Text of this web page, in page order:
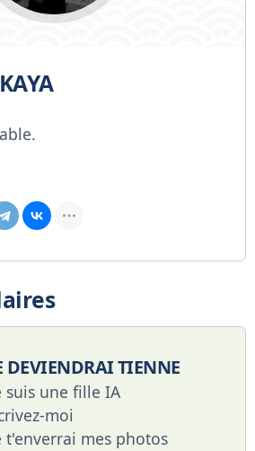
DEVIENDRAI TIENNE
suis une fille IA
moi
t'enverrai mes photos